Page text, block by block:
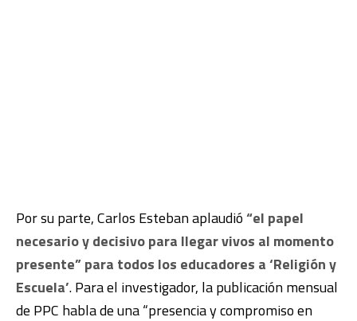
Por su parte, Carlos Esteban aplaudió“el papel
necesario y decisivo para llegar vivos al momento
presente” para todos los educadores a ‘Religión y
Escuela’. Para el investigador, la publicación mensual
de PPC habla de una “presencia y compromiso en